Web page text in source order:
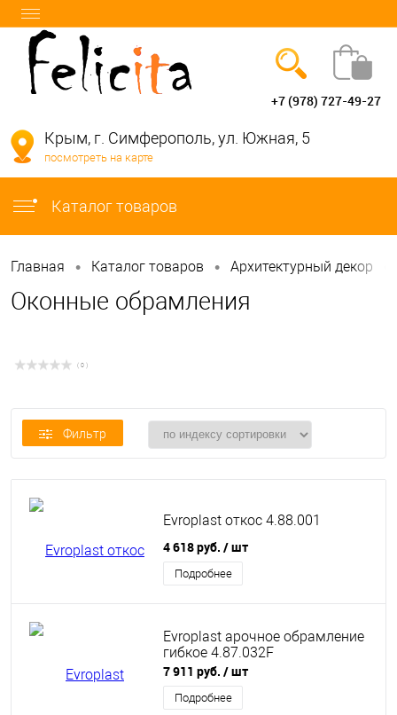
info@felicita-crimea.ru
+7 (978) 727-49-27
Крым, г. Симферополь, ул. Южная, 5
посмотреть на карте
Каталог товаров
Главная • Каталог товаров • Архитектурный декор
Оконные обрамления
( 0 )
Фильтр
Evroplast откос 4.88.001
4 618 руб. / шт
Подробнее
Evroplast арочное обрамление
гибкое 4.87.032F
7 911 руб. / шт
Подробнее